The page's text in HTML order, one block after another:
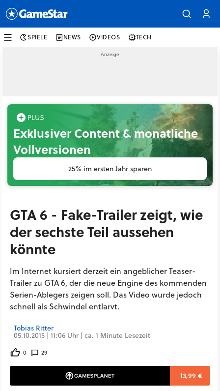
SPIELE NEWS VIDEOS TECH
Exklusiver Content & monatliche
Vollversionen
25% im ersten Jahr sparen
GTA 6 - Fake-Trailer zeigt, wie
der sechste Teil aussehen
könnte
Im Internet kursiert derzeit ein angeblicher Teaser-
Trailer zu GTA 6, der die neue Engine des kommenden
Serien-Ablegers zeigen soll. Das Video wurde jedoch
schnell als Schwindel entlarvt.
Tobias Ritter
05.10.2015 | 11:06 Uhr | ca. 1 Minute Lesezeit
0 29
13,99 €